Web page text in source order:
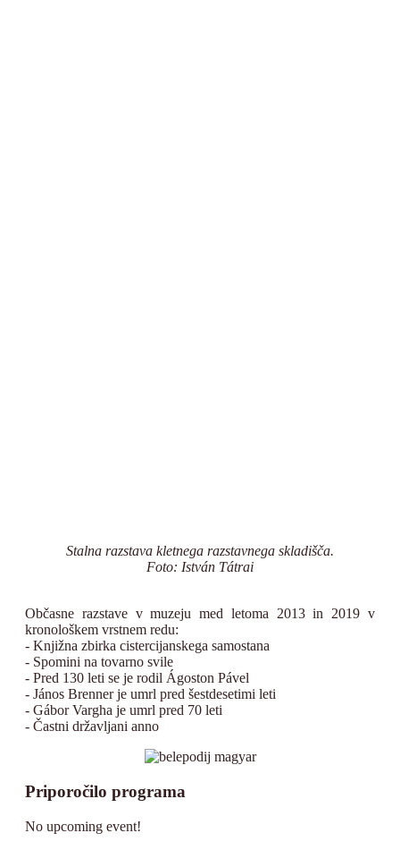
Stalna razstava kletnega razstavnega skladišča.
Foto: István Tátrai
Občasne razstave v muzeju med letoma 2013 in 2019 v
kronološkem vrstnem redu:
- Knjižna zbirka cistercijanskega samostana
- Spomini na tovarno svile
- Pred 130 leti se je rodil Ágoston Pável
- János Brenner je umrl pred šestdesetimi leti
- Gábor Vargha je umrl pred 70 leti
- Častni državljani anno
Priporočilo programa
No upcoming event!